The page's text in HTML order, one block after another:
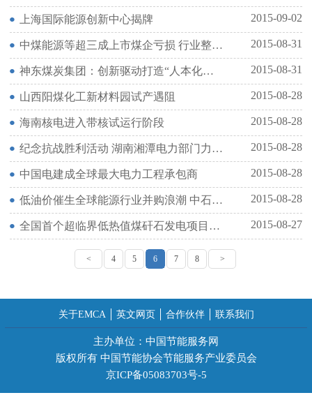
上海国际能源创新中心揭牌 2015-09-02
中煤能源等超三成上市煤企亏损 行业整合将提速 2015-08-31
神东煤炭集团：创新驱动打造“人本化矿区” 2015-08-31
山西阳煤化工新材料园试产遇阻 2015-08-28
海南核电进入带核试运行阶段 2015-08-28
纪念抗战胜利活动 湖南湘潭电力部门力保供电 2015-08-28
中国电建成全球最大电力工程承包商 2015-08-28
低油价催生全球能源行业并购浪潮 中石油欲加入 2015-08-28
全国首个超临界低热值煤矸石发电项目在晋煤集团开建 2015-08-27
< 4 5 6 7 8 >
关于EMCA 英文网页 合作伙伴 联系我们
主办单位：中国节能服务网
版权所有 中国节能协会节能服务产业委员会
京ICP备05083703号-5